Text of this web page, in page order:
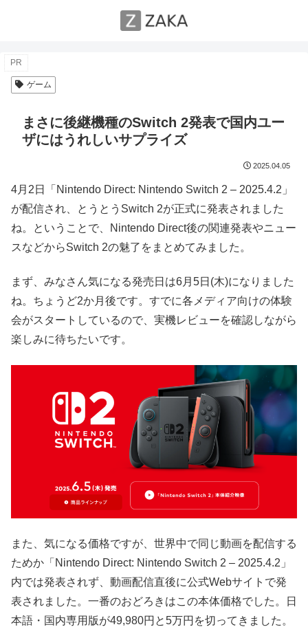
PR
ゲーム
まさに後継機種のSwitch 2発表で国内ユー
ザにはうれしいサプライズ
2025.04.05
4月2日「Nintendo Direct: Nintendo Switch 2 – 2025.4.2」
が配信され、とうとうSwitch 2が正式に発表されました
ね。ということで、Nintendo Direct後の関連発表やニュー
スなどからSwitch 2の魅了をまとめてみました。
まず、みなさん気になる発売日は6月5日(木)になりました
ね。ちょうど2か月後です。すでに各メディア向けの体験
会がスタートしているので、実機レビューを確認しながら
楽しみに待ちたいです。
また、気になる価格ですが、世界中で同じ動画を配信する
ためか「Nintendo Direct: Nintendo Switch 2 – 2025.4.2」
内では発表されず、動画配信直後に公式Webサイトで発
表されました。一番のおどろきはこの本体価格でした。日
本語・国内専用版が49,980円と5万円を切ってきました。